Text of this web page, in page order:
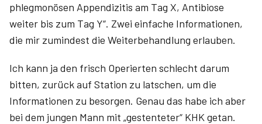
phlegmonösen Appendizitis am Tag X, Antibiose
weiter bis zum Tag Y“. Zwei einfache Informationen,
die mir zumindest die Weiterbehandlung erlauben.
Ich kann ja den frisch Operierten schlecht darum
bitten, zurück auf Station zu latschen, um die
Informationen zu besorgen. Genau das habe ich aber
bei dem jungen Mann mit „gestenteter“ KHK getan.